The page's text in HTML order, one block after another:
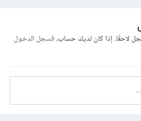
لاحقًا. إذا كان لديك حساب،فسجل الدخول